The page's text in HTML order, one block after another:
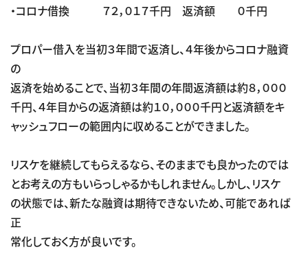
・コロナ借換 ７２，０１７千円 返済額 ０千円
プロパー借入を当初３年間で返済し、４年後からコロナ融資
の
返済を始めることで、当初３年間の年間返済額は約８，０００
千円、４年目からの返済額は約１０，０００千円と返済額をキ
ャッシュフローの範囲内に収めることができました。
リスケを継続してもらえるなら、そのままでも良かったのでは
とお考えの方もいらっしゃるかもしれません。しかし、リスケ
の状態では、新たな融資は期待できないため、可能であれば
正
常化しておく方が良いです。